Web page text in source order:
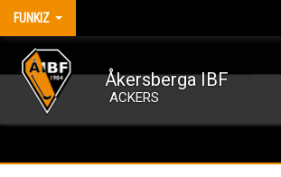
FUNKIZ
Åkersberga IBF
ACKERS